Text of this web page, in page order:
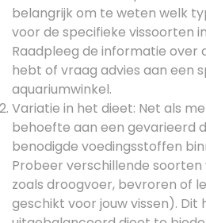
belangrijk om te weten welk
voor de specifieke vissoorten
Raadpleeg de informatie over
hebt of vraag advies aan een
aquariumwinkel.
Variatie in het dieet: Net als
behoefte aan een gevarieerd
benodigde voedingsstoffen
Probeer verschillende soorten
zoals droogvoer, bevroren of
geschikt voor jouw vissen). Dit